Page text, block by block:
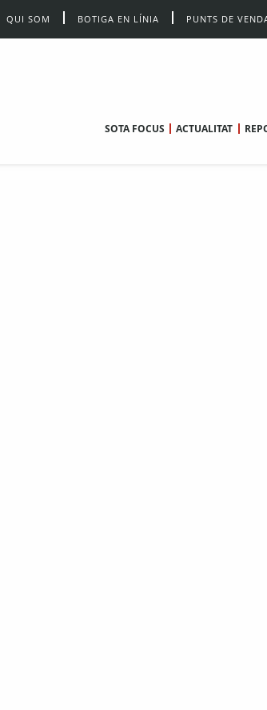
QUI SOM BOTIGA EN LÍNIA PUNTS DE
SOTA FOCUS ACTUALITAT